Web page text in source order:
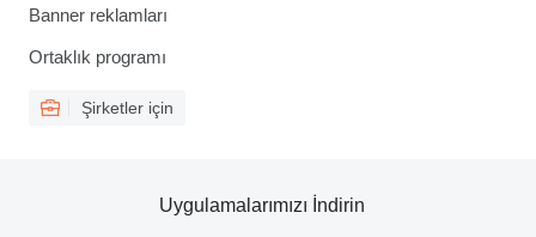
Banner reklamları
Ortaklık programı
Şirketler için
Uygulamalarımızı İndirin